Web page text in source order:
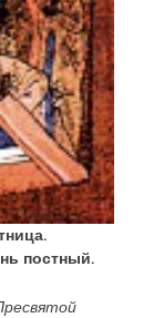
постный.